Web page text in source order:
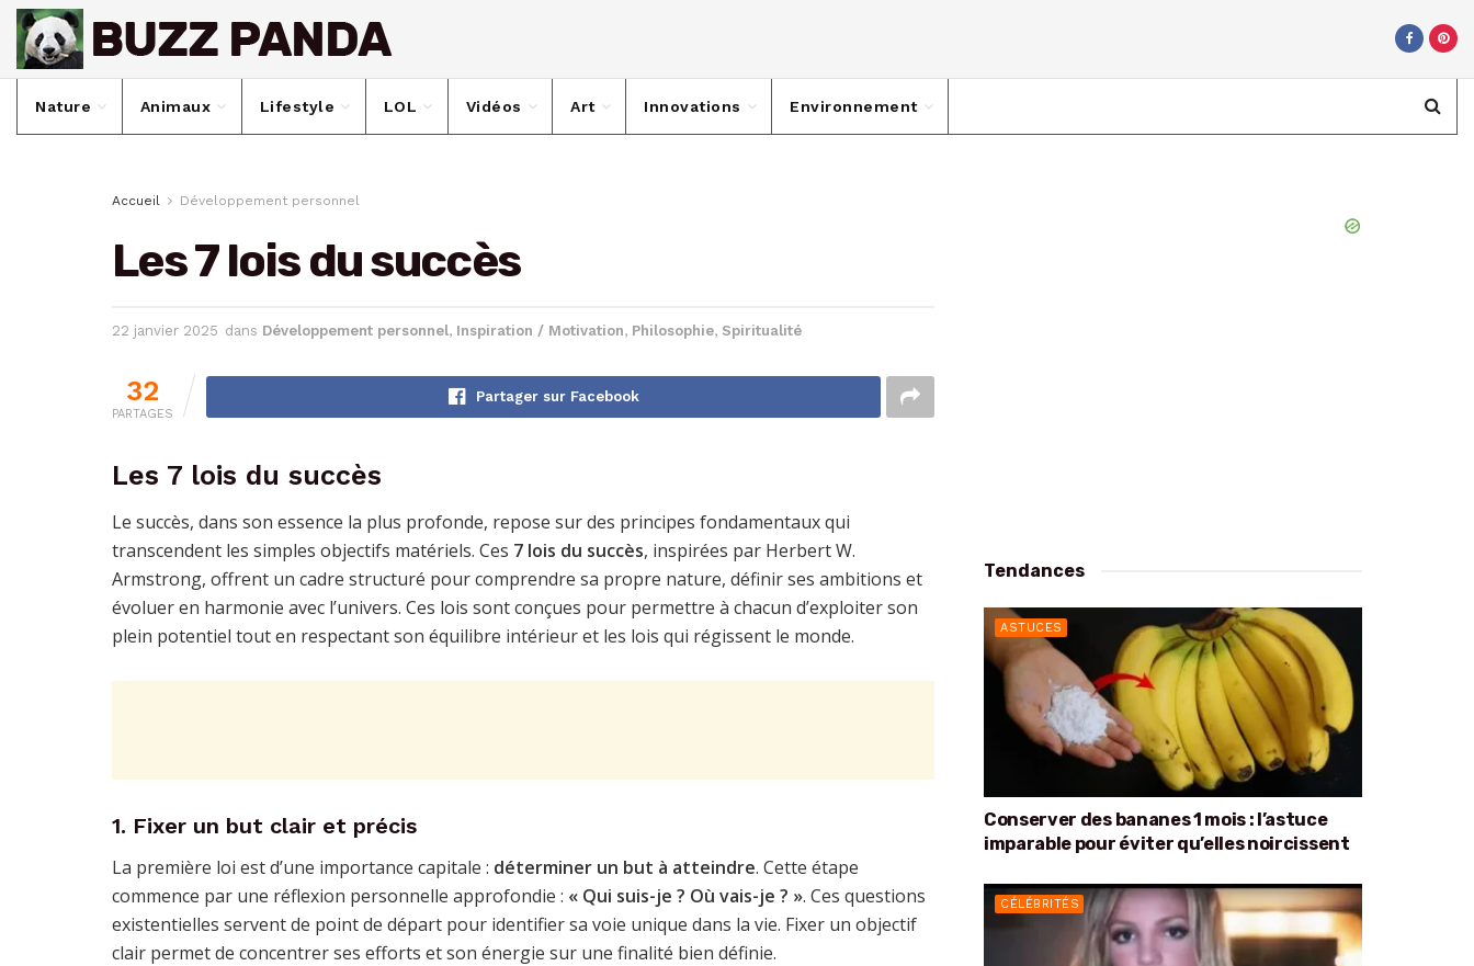
Nature Animaux Lifestyle LOL Vidéos Art Innovations Environnement
Accueil Développement personnel
Les 7 lois du succès
22 janvier 2025 dans Développement personnel, Inspiration / Motivation, Philosophie, Spiritualité
32
PARTAGES
Partager sur Facebook
Les 7 lois du succès
Le succès, dans son essence la plus profonde, repose sur des principes fondamentaux qui
transcendent les simples objectifs matériels. Ces 7 lois du succès, inspirées par Herbert W.
Armstrong, offrent un cadre structuré pour comprendre sa propre nature, définir ses ambitions et
évoluer en harmonie avec l’univers. Ces lois sont conçues pour permettre à chacun d’exploiter son
plein potentiel tout en respectant son équilibre intérieur et les lois qui régissent le monde.
1. Fixer un but clair et précis
La première loi est d’une importance capitale : déterminer un but à atteindre. Cette étape
commence par une réflexion personnelle approfondie : « Qui suis-je ? Où vais-je ? ». Ces questions
existentielles servent de point de départ pour identifier sa voie unique dans la vie. Fixer un objectif
clair permet de concentrer ses efforts et son énergie sur une finalité bien définie.
Tendances
ASTUCES
Conserver des bananes 1 mois : l’astuce
imparable pour éviter qu’elles noircissent
CÉLÉBRITÉS